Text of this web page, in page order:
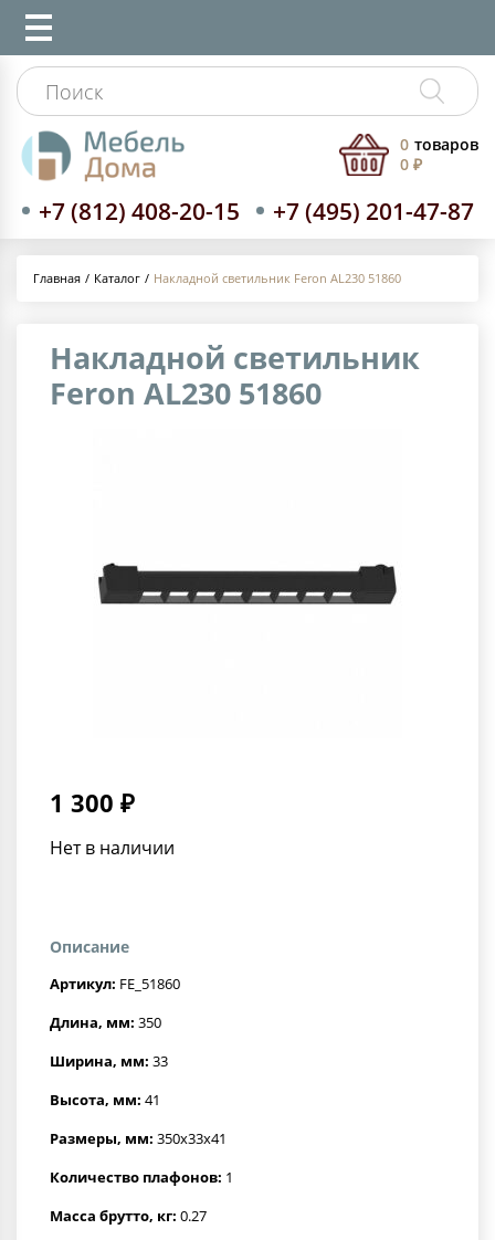
+7 (812) 408-20-15 +7 (495) 201-47-87
0 товаров
0 ₽
Главная Каталог Накладной светильник Feron AL230 51860
Накладной светильник
Feron AL230 51860
1 300 ₽
Нет в наличии
Описание
Артикул: FE_51860
Длина, мм: 350
Ширина, мм: 33
Высота, мм: 41
Размеры, мм: 350x33x41
Количество плафонов: 1
Масса брутто, кг: 0.27